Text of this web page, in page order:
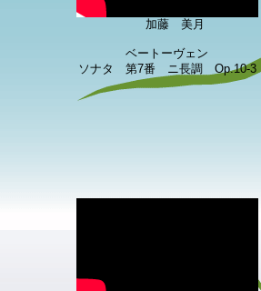
加藤 美月
ベートーヴェン
ソナタ 第7番 ニ長調 Op.10-3